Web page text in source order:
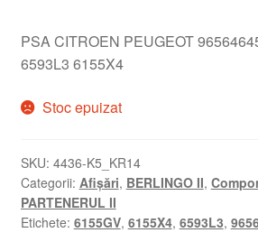
PSA CITROEN PEUGEOT
6593L3 6155X4
Stoc epuizat
SKU: 4436-K5_KR14
Categorii: Afișări, BERLINGO II,
PARTENERUL II
Etichete: 6155GV, 6155X4, 6593L3,